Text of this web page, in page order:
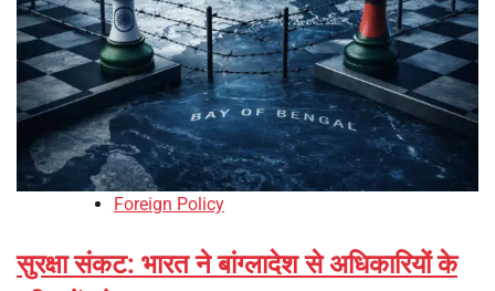
Foreign Policy
सुरक्षा संकट: भारत ने बांग्लादेश से अधिकारियों के